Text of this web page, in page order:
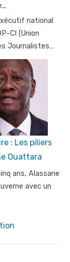
national
CI (Union
Journalistes…
: Les piliers
Ouattara
ans, Alassane
avec un